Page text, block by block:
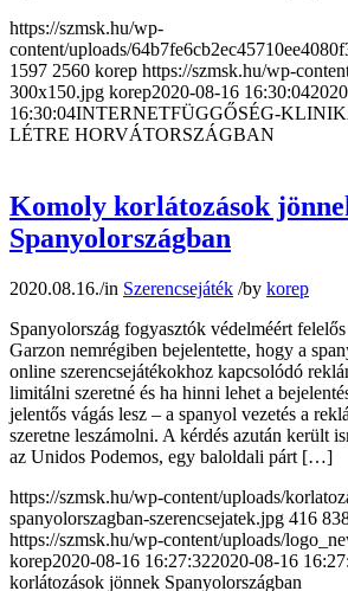
https://szmsk.hu/wp-
content/uploads/
1597 2560 korep https://szmsk.hu/wp-
300x150.jpg korep2020-08-16 16:30:04
16:30:04INTERNETFÜGGŐSÉG-
LÉTRE HORVÁTORSZÁGBAN
Komoly korlátozások
Spanyolországban
2020.08.16./in Szerencsejáték /by korep
Spanyolország fogyasztók védelméért
Garzon nemrégiben bejelentette, hogy a
online szerencsejátékokhoz kapcsolódó
limitálni szeretné és ha hinni lehet a
jelentős vágás lesz – a spanyol vezetés a
szeretne leszámolni. A kérdés azután került
az Unidos Podemos, egy baloldali párt […]
https://szmsk.hu/wp-content/uploads/
spanyolorszagban-szerencsejatek.jpg 416
https://szmsk.hu/wp-content/uploads/
korep2020-08-16 16:27:322020-08-16
korlátozások jönnek Spanyolországban